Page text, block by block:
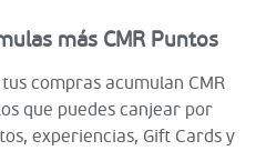
más CMR Puntos
tus compras acumulan CMR
que puedes canjear por
experiencias, Gift Cards y